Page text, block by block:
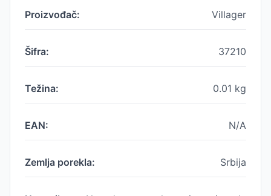
Proizvođač: Villager
Šifra: 37210
Težina: 0.01 kg
EAN: N/A
Zemlja porekla: Srbija